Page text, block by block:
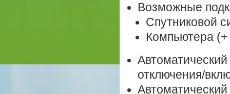
Возможные
Спутниковой
Компьютера
отключения/